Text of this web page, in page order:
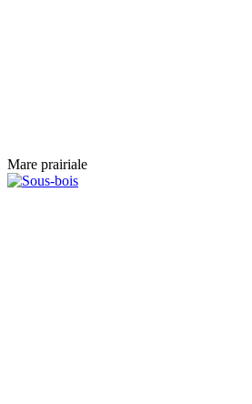
Mare prairiale